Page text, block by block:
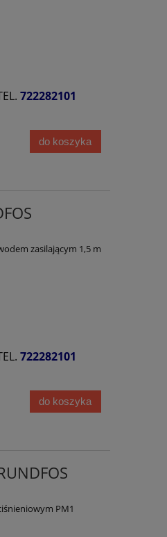
722282101
do koszyka
zasilającym 1,5 m
722282101
do koszyka
PM1